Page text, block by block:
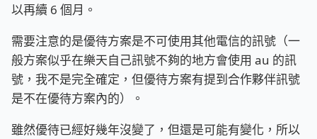
以再續 6 個月。
需要注意的是優待方案是不可使用其他電信的訊號（一
般方案似乎在樂天自己訊號不夠的地方會使用 au 的訊
號，我不是完全確定，但優待方案有提到合作夥伴訊號
是不在優待方案內的）。
雖然優待已經好幾年沒變了，但還是可能有變化，所以